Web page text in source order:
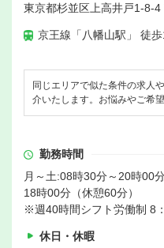
東京都杉並区上高井戸1-8-
京王線「八幡山駅」 徒
同じエリアで似た条件の求人
介いたします。お悩みやご希
勤務時間
月～土:08時30分～20時00
18時00分（休憩60分）
※週40時間シフト労働制 8
休日・休暇